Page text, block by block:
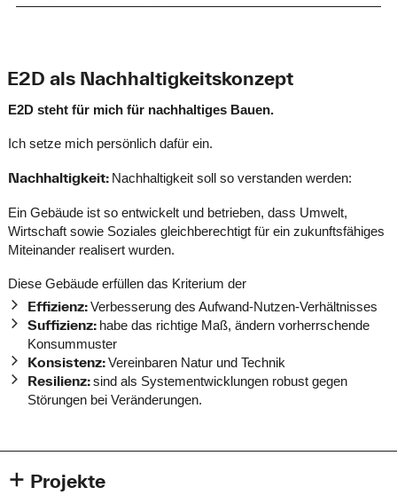
E2D als Nachhaltigkeitskonzept
E2D steht für mich für nachhaltiges Bauen.
Ich setze mich persönlich dafür ein.
Nachhaltigkeit: Nachhaltigkeit soll so verstanden werden:
Ein Gebäude ist so entwickelt und betrieben, dass Umwelt,
Wirtschaft sowie Soziales gleichberechtigt für ein zukunftsfähiges
Miteinander realisert wurden.
Diese Gebäude erfüllen das Kriterium der
Effizienz:Verbesserung des Aufwand-Nutzen-Verhältnisses
Suffizienz: habe das richtige Maß, ändern vorherrschende
Konsummuster
Konsistenz:Vereinbaren Natur und Technik
Resilienz:sind als Systementwicklungen robust gegen
Störungen bei Veränderungen.
Projekte